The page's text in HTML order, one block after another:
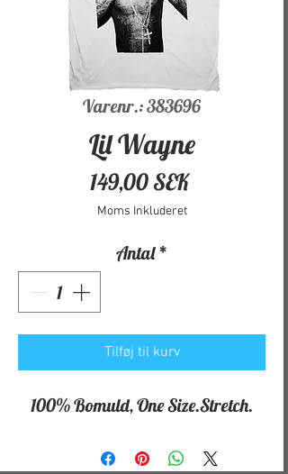
Varenr.: 383696
Lil Wayne
149,00 SEKPris
Moms Inkluderet
Antal *
Tilføj til kurv
100% Bomuld, One Size.Stretch.